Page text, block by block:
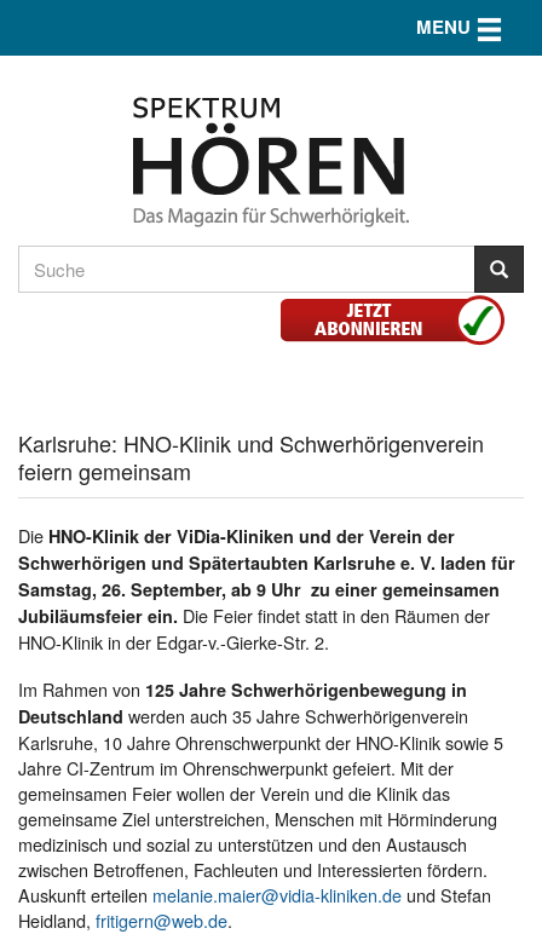
MENU Toggle
Karlsruhe: HNO-Klinik und Schwerhörigenverein
feiern gemeinsam
Die HNO-Klinik der ViDia-Kliniken und der Verein der
Schwerhörigen und Spätertaubten Karlsruhe e. V. laden für
Samstag, 26. September, ab 9 Uhr zu einer gemeinsamen
Jubiläumsfeier ein. Die Feier findet statt in den Räumen der
HNO-Klinik in der Edgar-v.-Gierke-Str. 2.
Im Rahmen von 125 Jahre Schwerhörigenbewegung in
Deutschland werden auch 35 Jahre Schwerhörigenverein
Karlsruhe, 10 Jahre Ohrenschwerpunkt der HNO-Klinik sowie 5
Jahre CI-Zentrum im Ohrenschwerpunkt gefeiert. Mit der
gemeinsamen Feier wollen der Verein und die Klinik das
gemeinsame Ziel unterstreichen, Menschen mit Hörminderung
medizinisch und sozial zu unterstützen und den Austausch
zwischen Betroffenen, Fachleuten und Interessierten fördern.
Auskunft erteilen melanie.maier@vidia-kliniken.de und Stefan
Heidland, fritigern@web.de.